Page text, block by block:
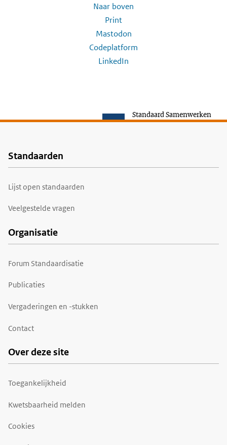
Naar boven
Print
Mastodon
Codeplatform
LinkedIn
Standaard Samenwerken
Voet
Standaarden
Lijst open standaarden
Veelgestelde vragen
Organisatie
Forum Standaardisatie
Publicaties
Vergaderingen en -stukken
Contact
Over deze site
Toegankelijkheid
Kwetsbaarheid melden
Cookies